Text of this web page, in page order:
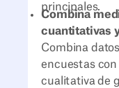
principales.
Combina
cuantitativas
Combina
encuestas
cualitativa de